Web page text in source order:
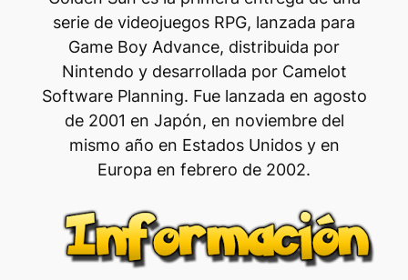
serie de videojuegos RPG, lanzada para
Game Boy Advance, distribuida por
Nintendo y desarrollada por Camelot
Software Planning. Fue lanzada en agosto
de 2001 en Japón, en noviembre del
mismo año en Estados Unidos y en
Europa en febrero de 2002.